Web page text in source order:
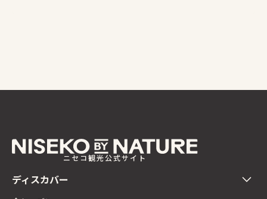
ニセコ観光公式サイト
ディスカバー